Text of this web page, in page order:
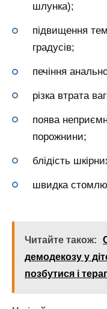
шлунка);
підвищення
градусів;
печіння
різка втрата
поява
порожнини;
блідість
швидка
Читайте також:
демодекозу у
позбутися і